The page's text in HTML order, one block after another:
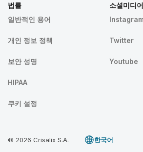
법률
일반적인 용어
개인 정보 정책
보안 성명
HIPAA
쿠키 설정
소셜미디어
Twitter
Youtube
© 2026 Crisalix S.A. 한국어